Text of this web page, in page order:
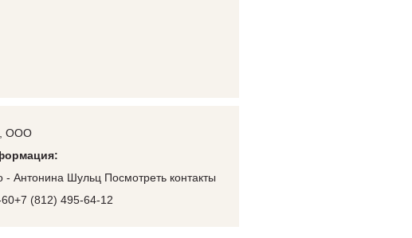
ООО
- Антонина Шульц Посмотреть контакты
(812) 495-64-12